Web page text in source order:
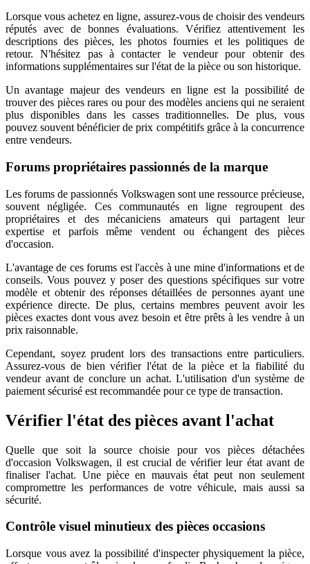
Lorsque vous achetez en ligne, assurez-vous de choisir des vendeurs
réputés avec de bonnes évaluations. Vérifiez attentivement les
descriptions des pièces, les photos fournies et les politiques de
retour. N'hésitez pas à contacter le vendeur pour obtenir des
informations supplémentaires sur l'état de la pièce ou son historique.
Un avantage majeur des vendeurs en ligne est la possibilité de
trouver des pièces rares ou pour des modèles anciens qui ne seraient
plus disponibles dans les casses traditionnelles. De plus, vous
pouvez souvent bénéficier de prix compétitifs grâce à la concurrence
entre vendeurs.
Forums propriétaires passionnés de la marque
Les forums de passionnés Volkswagen sont une ressource précieuse,
souvent négligée. Ces communautés en ligne regroupent des
propriétaires et des mécaniciens amateurs qui partagent leur
expertise et parfois même vendent ou échangent des pièces
d'occasion.
L'avantage de ces forums est l'accès à une mine d'informations et de
conseils. Vous pouvez y poser des questions spécifiques sur votre
modèle et obtenir des réponses détaillées de personnes ayant une
expérience directe. De plus, certains membres peuvent avoir les
pièces exactes dont vous avez besoin et être prêts à les vendre à un
prix raisonnable.
Cependant, soyez prudent lors des transactions entre particuliers.
Assurez-vous de bien vérifier l'état de la pièce et la fiabilité du
vendeur avant de conclure un achat. L'utilisation d'un système de
paiement sécurisé est recommandée pour ce type de transaction.
Vérifier l'état des pièces avant l'achat
Quelle que soit la source choisie pour vos pièces détachées
d'occasion Volkswagen, il est crucial de vérifier leur état avant de
finaliser l'achat. Une pièce en mauvais état peut non seulement
compromettre les performances de votre véhicule, mais aussi sa
sécurité.
Contrôle visuel minutieux des pièces occasions
Lorsque vous avez la possibilité d'inspecter physiquement la pièce,